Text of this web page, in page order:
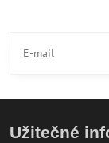
Užitečné